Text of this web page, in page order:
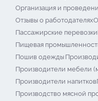
Организация и
Отзывы о работодателях
Пассажирские перевозки
Пищевая
Пошив одежды
Производители мебели
Производители напитков
Производство мясной